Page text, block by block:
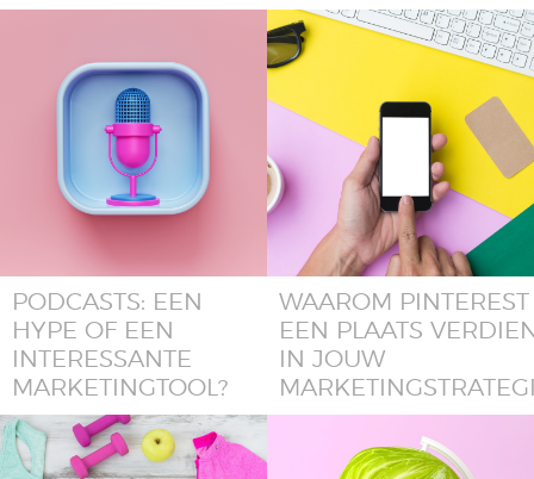
PODCASTS: EEN
HYPE OF EEN
INTERESSANTE
MARKETINGTOOL?
WAAROM PINTEREST
EEN PLAATS
IN JOUW